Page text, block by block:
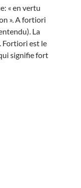
« en vertu
». A fortiori
La
Fortiori est le
signifie fort